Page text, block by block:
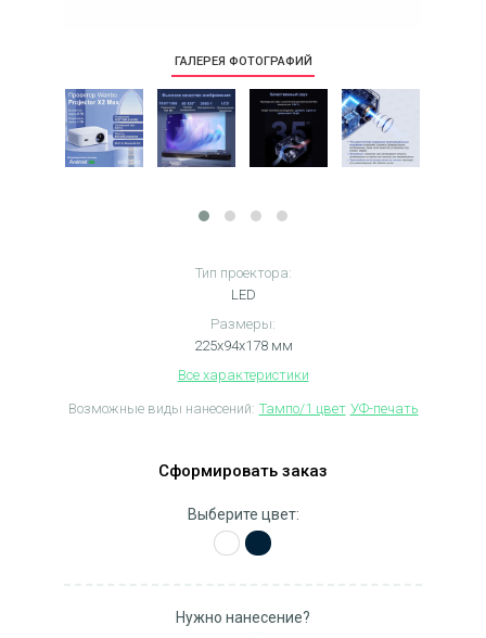
ГАЛЕРЕЯ ФОТОГРАФИЙ
Тип проектора:
LED
Размеры:
225x94x178 мм
Все характеристики
Возможные виды нанесений: Тампо/1 цвет УФ-печать
Сформировать заказ
Выберите цвет:
Нужно нанесение?